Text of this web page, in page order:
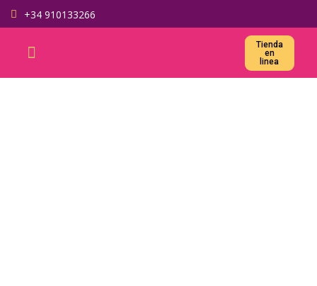
+34 910133266
Тienda
en
linea